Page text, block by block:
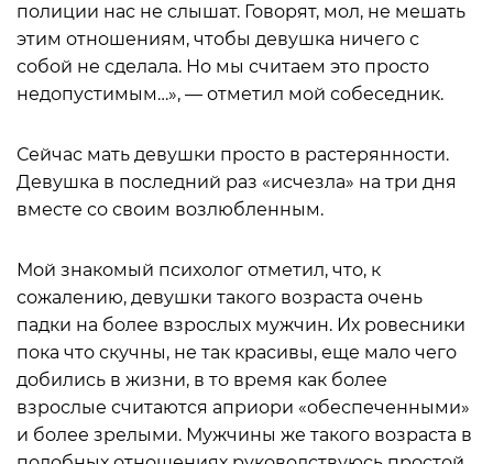
полиции нас не слышат. Говорят, мол, не мешать
этим отношениям, чтобы девушка ничего с
собой не сделала. Но мы считаем это просто
недопустимым…», — отметил мой собеседник.
Сейчас мать девушки просто в растерянности.
Девушка в последний раз «исчезла» на три дня
вместе со своим возлюбленным.
Мой знакомый психолог отметил, что, к
сожалению, девушки такого возраста очень
падки на более взрослых мужчин. Их ровесники
пока что скучны, не так красивы, еще мало чего
добились в жизни, в то время как более
взрослые считаются априори «обеспеченными»
и более зрелыми. Мужчины же такого возраста в